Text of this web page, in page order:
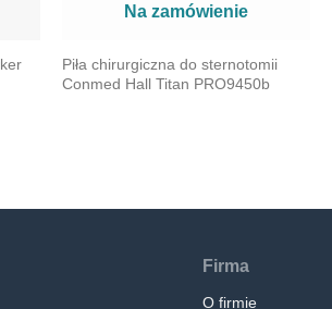
Na zamówienie
Piła chirurgiczna do sternotomii
Conmed Hall Titan PRO9450b
Firma
O firmie